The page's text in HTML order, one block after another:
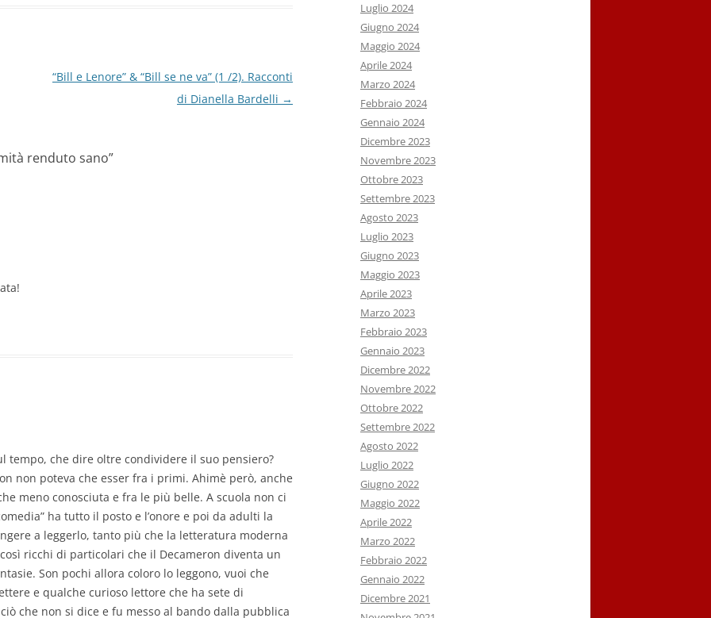
“Bill e Lenore” & “Bill se ne va” (1 /2). Racconti
di Dianella Bardelli →
renduto sano”
tempo, che dire oltre condividere il suo pensiero?
non poteva che esser fra i primi. Ahimè però, anche
meno conosciuta e fra le più belle. A scuola non ci
ha tutto il posto e l’onore e poi da adulti la
a leggerlo, tanto più che la letteratura moderna
ricchi di particolari che il Decameron diventa un
Son pochi allora coloro lo leggono, vuoi che
e qualche curioso lettore che ha sete di
che non si dice e fu messo al bando dalla pubblica
Luglio 2024
Giugno 2024
Maggio 2024
Aprile 2024
Marzo 2024
Febbraio 2024
Gennaio 2024
Dicembre 2023
Novembre 2023
Ottobre 2023
Settembre 2023
Agosto 2023
Luglio 2023
Giugno 2023
Maggio 2023
Aprile 2023
Marzo 2023
Febbraio 2023
Gennaio 2023
Dicembre 2022
Novembre 2022
Ottobre 2022
Settembre 2022
Agosto 2022
Luglio 2022
Giugno 2022
Maggio 2022
Aprile 2022
Marzo 2022
Febbraio 2022
Gennaio 2022
Dicembre 2021